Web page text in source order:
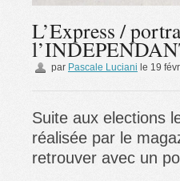
L’Express /
par Pascale Luciani le 19
Suite aux elections
réalisée par le
retrouver avec un